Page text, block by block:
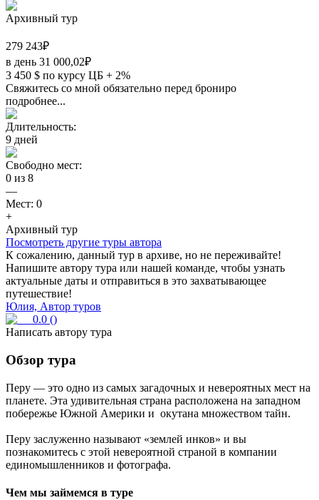
Архивный тур
279 243₽
в день 31 000,02₽
3 450 $ по курсу ЦБ + 2%
Свяжитесь со мной обязательно перед брониро
подробнее...
Длительность:
9 дней
Свободно мест:
0 из 8
—
Мест: 0
+
Архивный тур
Посмотреть другие туры автора
К сожалению, данный тур в архиве, но не переживайте!
Напишите автору тура или нашей команде, чтобы узнать
актуальные даты и отправиться в это захватывающее
путешествие!
Юлия, Автор туров
0.0 ()
Написать автору тура
Обзор тура
Перу — это одно из самых загадочных и невероятных мест на
планете. Эта удивительная страна расположена на западном
побережье Южной Америки и окутана множеством тайн.
Перу заслуженно называют «землей инков» и вы
познакомитесь с этой невероятной страной в компании
единомышленников и фотографа.
Чем мы займемся в туре